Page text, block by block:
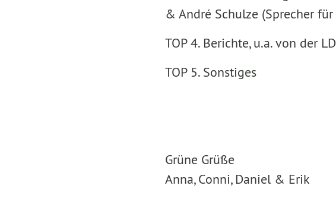
& André Schulze (Sprecher
TOP 4. Berichte, u.a. von der
TOP 5. Sonstiges
Grüne Grüße
Anna, Conni, Daniel & Erik